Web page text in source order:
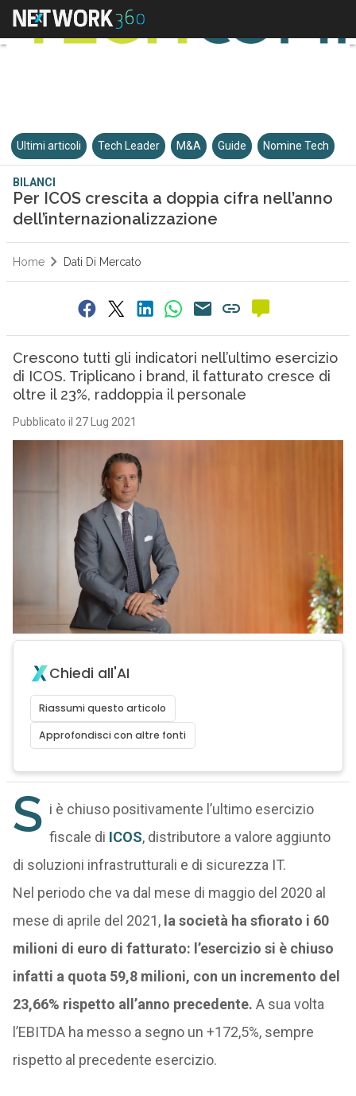
Ultimi articoli Tech Leader M&A Guide Nomine Tech
BILANCI
Per ICOS crescita a doppia cifra nell’anno
dell’internazionalizzazione
Home Dati Di Mercato
Crescono tutti gli indicatori nell’ultimo esercizio
di ICOS. Triplicano i brand, il fatturato cresce di
oltre il 23%, raddoppia il personale
Pubblicato il 27 Lug 2021
Chiedi all'AI
Riassumi questo articolo
Approfondisci con altre fonti
S i è chiuso positivamente l’ultimo esercizio
fiscale di ICOS, distributore a valore aggiunto
di soluzioni infrastrutturali e di sicurezza IT.
Nel periodo che va dal mese di maggio del 2020 al
mese di aprile del 2021, la società ha sfiorato i 60
milioni di euro di fatturato: l’esercizio si è chiuso
infatti a quota 59,8 milioni, con un incremento del
23,66% rispetto all’anno precedente. A sua volta
l’EBITDA ha messo a segno un +172,5%, sempre
rispetto al precedente esercizio.